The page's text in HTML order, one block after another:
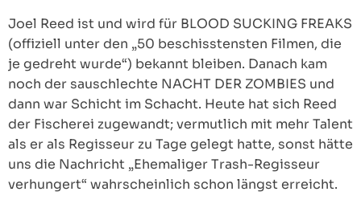
Joel Reed ist und wird für BLOOD SUCKING FREAKS
(offiziell unter den „50 beschisstensten Filmen, die
je gedreht wurde“) bekannt bleiben. Danach kam
noch der sauschlechte NACHT DER ZOMBIES und
dann war Schicht im Schacht. Heute hat sich Reed
der Fischerei zugewandt; vermutlich mit mehr Talent
als er als Regisseur zu Tage gelegt hatte, sonst hätte
uns die Nachricht „Ehemaliger Trash-Regisseur
verhungert“ wahrscheinlich schon längst erreicht.